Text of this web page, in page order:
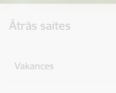
Ātrās saites
Vakances